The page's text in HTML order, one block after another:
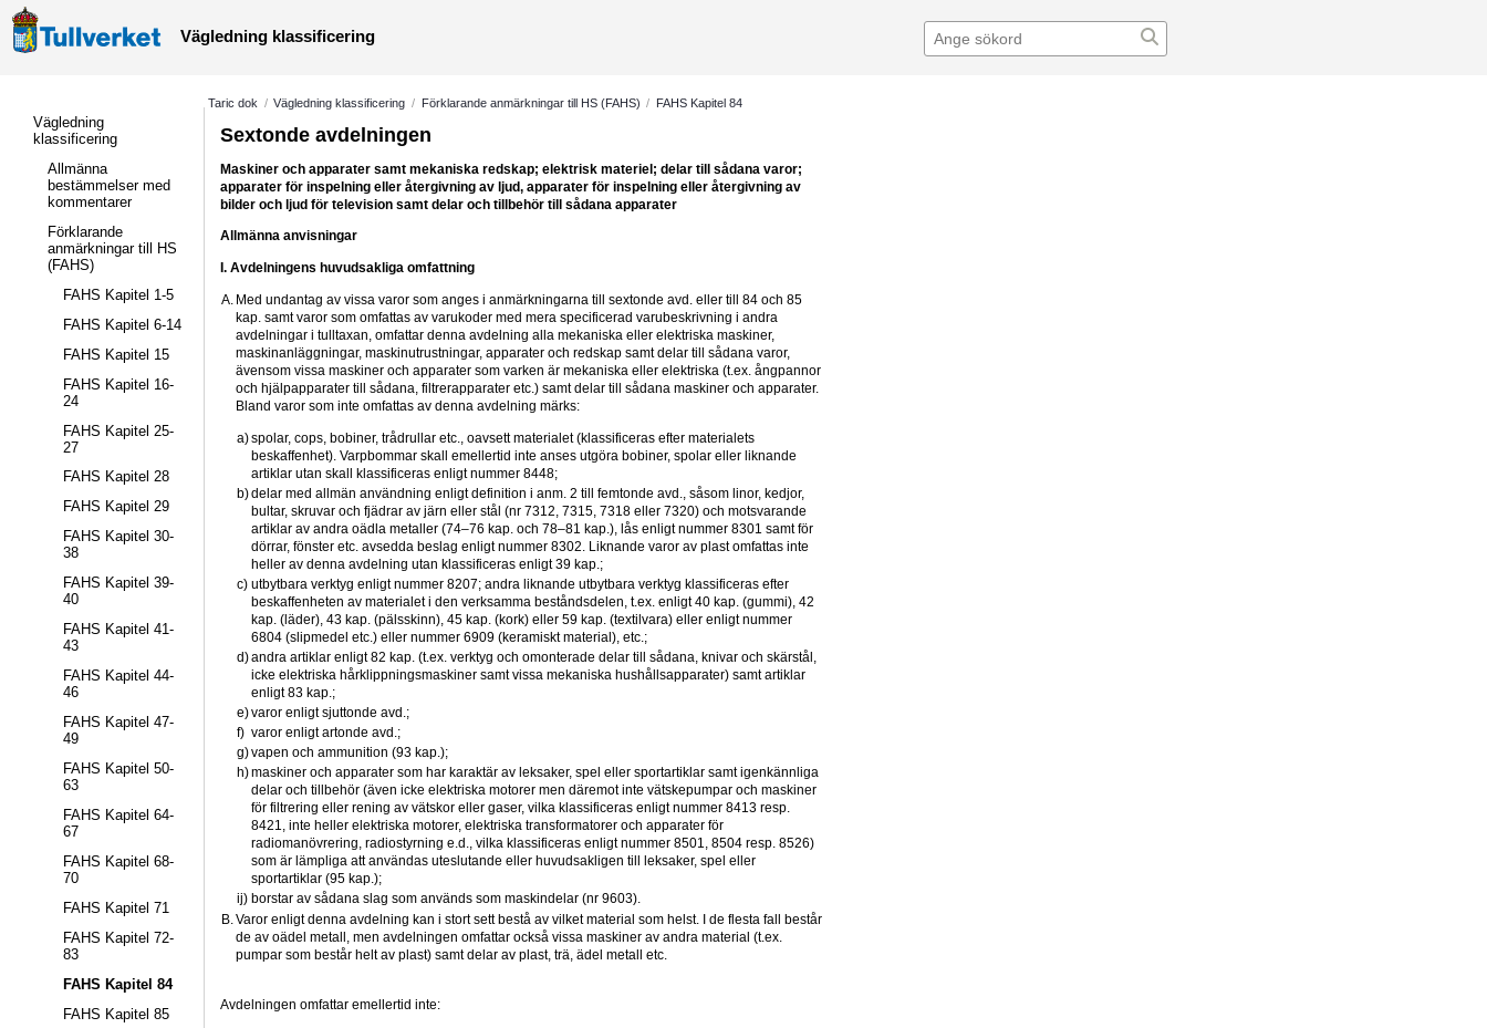
Vägledning klassificering
Sök
Vägledning
klassificering
Allmänna
bestämmelser med
kommentarer
Förklarande
anmärkningar till HS
(FAHS)
FAHS Kapitel 1-5
FAHS Kapitel 6-14
FAHS Kapitel 15
FAHS Kapitel 16-
24
FAHS Kapitel 25-
27
FAHS Kapitel 28
FAHS Kapitel 29
FAHS Kapitel 30-
38
FAHS Kapitel 39-
40
FAHS Kapitel 41-
43
FAHS Kapitel 44-
46
FAHS Kapitel 47-
49
FAHS Kapitel 50-
63
FAHS Kapitel 64-
67
FAHS Kapitel 68-
70
FAHS Kapitel 71
FAHS Kapitel 72-
83
FAHS Kapitel 84
FAHS Kapitel 85
Taric dok / Vägledning klassificering / Förklarande anmärkningar till HS (FAHS) / FAHS Kapitel 84
Sextonde avdelningen
Maskiner och apparater samt mekaniska redskap; elektrisk materiel; delar till sådana varor;
apparater för inspelning eller återgivning av ljud, apparater för inspelning eller återgivning av
bilder och ljud för television samt delar och tillbehör till sådana apparater
Allmänna anvisningar
I. Avdelningens huvudsakliga omfattning
A. Med undantag av vissa varor som anges i anmärkningarna till sextonde avd. eller till 84 och 85
kap. samt varor som omfattas av varukoder med mera specificerad varubeskrivning i andra
avdelningar i tulltaxan, omfattar denna avdelning alla mekaniska eller elektriska maskiner,
maskinanläggningar, maskinutrustningar, apparater och redskap samt delar till sådana varor,
ävensom vissa maskiner och apparater som varken är mekaniska eller elektriska (t.ex. ångpannor
och hjälpapparater till sådana, filtrerapparater etc.) samt delar till sådana maskiner och apparater.
Bland varor som inte omfattas av denna avdelning märks:
a)spolar, cops, bobiner, trådrullar etc., oavsett materialet (klassificeras efter materialets
beskaffenhet). Varpbommar skall emellertid inte anses utgöra bobiner, spolar eller liknande
artiklar utan skall klassificeras enligt nummer 8448;
b)delar med allmän användning enligt definition i anm. 2 till femtonde avd., såsom linor, kedjor,
bultar, skruvar och fjädrar av järn eller stål (nr 7312, 7315, 7318 eller 7320) och motsvarande
artiklar av andra oädla metaller (74–76 kap. och 78–81 kap.), lås enligt nummer 8301 samt för
dörrar, fönster etc. avsedda beslag enligt nummer 8302. Liknande varor av plast omfattas inte
heller av denna avdelning utan klassificeras enligt 39 kap.;
c) utbytbara verktyg enligt nummer 8207; andra liknande utbytbara verktyg klassificeras efter
beskaffenheten av materialet i den verksamma beståndsdelen, t.ex. enligt 40 kap. (gummi), 42
kap. (läder), 43 kap. (pälsskinn), 45 kap. (kork) eller 59 kap. (textilvara) eller enligt nummer
6804 (slipmedel etc.) eller nummer 6909 (keramiskt material), etc.;
d)andra artiklar enligt 82 kap. (t.ex. verktyg och omonterade delar till sådana, knivar och skärstål,
icke elektriska hårklippningsmaskiner samt vissa mekaniska hushållsapparater) samt artiklar
enligt 83 kap.;
e)varor enligt sjuttonde avd.;
f) varor enligt artonde avd.;
g)vapen och ammunition (93 kap.);
h)maskiner och apparater som har karaktär av leksaker, spel eller sportartiklar samt igenkännliga
delar och tillbehör (även icke elektriska motorer men däremot inte vätskepumpar och maskiner
för filtrering eller rening av vätskor eller gaser, vilka klassificeras enligt nummer 8413 resp.
8421, inte heller elektriska motorer, elektriska transformatorer och apparater för
radiomanövrering, radiostyrning e.d., vilka klassificeras enligt nummer 8501, 8504 resp. 8526)
som är lämpliga att användas uteslutande eller huvudsakligen till leksaker, spel eller
sportartiklar (95 kap.);
ij) borstar av sådana slag som används som maskindelar (nr 9603).
B.Varor enligt denna avdelning kan i stort sett bestå av vilket material som helst. I de flesta fall består
de av oädel metall, men avdelningen omfattar också vissa maskiner av andra material (t.ex.
pumpar som består helt av plast) samt delar av plast, trä, ädel metall etc.
Avdelningen omfattar emellertid inte: